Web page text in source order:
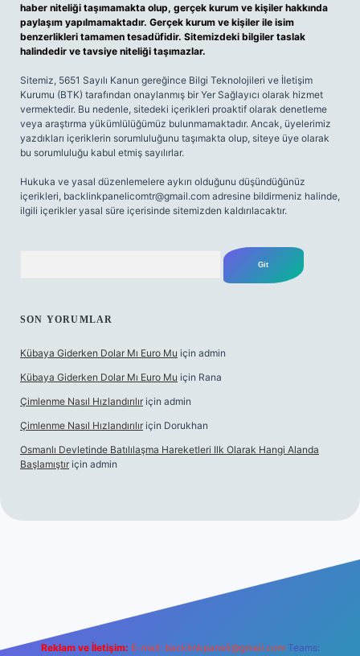
haber niteliği taşımamakta olup, gerçek kurum ve kişiler hakkında
paylaşım yapılmamaktadır. Gerçek kurum ve kişiler ile isim
benzerlikleri tamamen tesadüfidir. Sitemizdeki bilgiler taslak
halindedir ve tavsiye niteliği taşımazlar.
Sitemiz, 5651 Sayılı Kanun gereğince Bilgi Teknolojileri ve İletişim
Kurumu (BTK) tarafından onaylanmış bir Yer Sağlayıcı olarak hizmet
vermektedir. Bu nedenle, sitedeki içerikleri proaktif olarak denetleme
veya araştırma yükümlülüğümüz bulunmamaktadır. Ancak, üyelerimiz
yazdıkları içeriklerin sorumluluğunu taşımakta olup, siteye üye olarak
bu sorumluluğu kabul etmiş sayılırlar.
Hukuka ve yasal düzenlemelere aykırı olduğunu düşündüğünüz
içerikleri, backlinkpanelicomtr@gmail.com adresine bildirmeniz halinde,
ilgili içerikler yasal süre içerisinde sitemizden kaldırılacaktır.
SON YORUMLAR
Kübaya Giderken Dolar Mı Euro Mu için admin
Kübaya Giderken Dolar Mı Euro Mu için Rana
Çimlenme Nasıl Hızlandırılır için admin
Çimlenme Nasıl Hızlandırılır için Dorukhan
Osmanlı Devletinde Batılılaşma Hareketleri Ilk Olarak Hangi Alanda
Başlamıştır için admin
Reklam ve İletişim: E-mail: backlinkpaneli@gmail.com Teams: